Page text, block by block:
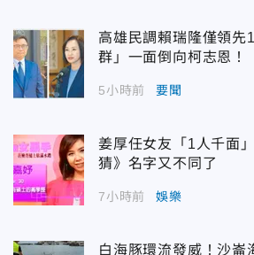
高雄民調賴瑞隆僅領
群」一面倒向柯志恩！
5小時前 要聞
姜厚任女友「1人千面
猜》名字又不同了
7小時前 娛樂
白海豚環流發威！沙崙